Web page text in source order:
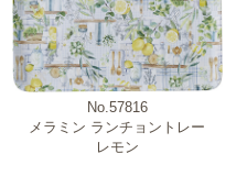
No.57816
メラミン ランチョントレー
レモン